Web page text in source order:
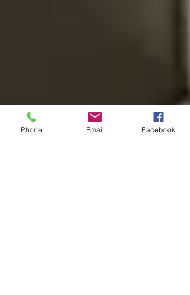
Phone Email Facebook